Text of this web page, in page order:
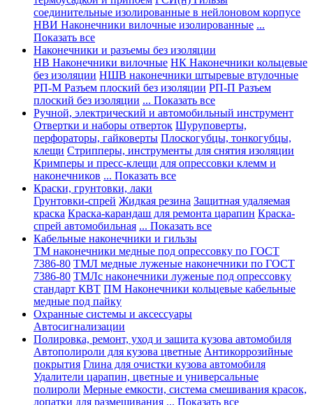
соединительные изолированные в нейлоновом корпусе
НВИ Наконечники вилочные изолированные ...
Показать все
Наконечники и разъемы без изоляции
НВ Наконечники вилочные НК Наконечники кольцевые
без изоляции НШВ наконечники штыревые втулочные
РП-М Разъем плоский без изоляции РП-П Разъем
плоский без изоляции ... Показать все
Ручной, электрический и автомобильный инструмент
Отвертки и наборы отверток Шуруповерты,
перфораторы, гайковерты Плоскогубцы, тонкогубцы,
клещи Стрипперы, инструменты для снятия изоляции
Кримперы и пресс-клещи для опрессовки клемм и
наконечников ... Показать все
Краски, грунтовки, лаки
Грунтовки-спрей Жидкая резина Защитная удаляемая
краска Краска-карандаш для ремонта царапин Краска-
спрей автомобильная ... Показать все
Кабельные наконечники и гильзы
ТМ наконечники медные под опрессовку по ГОСТ
7386-80 ТМЛ медные луженые наконечники по ГОСТ
7386-80 ТМЛс наконечники луженые под опрессовку
стандарт КВТ ПМ Наконечники кольцевые кабельные
медные под пайку
Охранные системы и аксессуары
Автосигнализации
Полировка, ремонт, уход и защита кузова автомобиля
Автополироли для кузова цветные Антикоррозийные
покрытия Глина для очистки кузова автомобиля
Удалители царапин, цветные и универсальные
полироли Мерные емкости, система смешивания красок,
лопатки для размешивания ... Показать все